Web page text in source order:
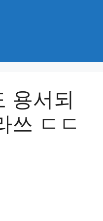
용서되
쓰 ㄷㄷ